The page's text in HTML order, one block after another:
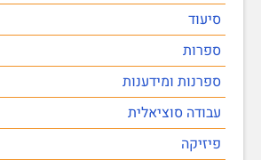
סיעוד
ספרות
ספרנות ומידענות
עבודה סוציאלית
פיזיקה